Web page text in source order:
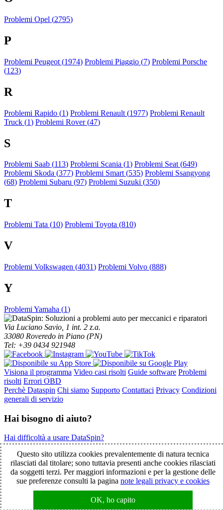
Problemi Opel (2795)
P
Problemi Peugeot (1974) Problemi Piaggio (7) Problemi Porsche
(123)
R
Problemi Rapido (1) Problemi Renault (1977) Problemi Renault
Truck (1) Problemi Rover (47)
S
Problemi Saab (113) Problemi Scania (1) Problemi Seat (649)
Problemi Skoda (377) Problemi Smart (535) Problemi Ssangyong
(68) Problemi Subaru (97) Problemi Suzuki (350)
T
Problemi Tata (10) Problemi Toyota (810)
V
Problemi Volkswagen (4031) Problemi Volvo (888)
Y
Problemi Yamaha (1)
Via Luciano Savio, 1 int. 2 z.a.
33080 Roveredo in Piano (PN)
Tel: +39 0434 921948
Visiona il programma Video casi risolti Guide software Problemi
risolti Errori OBD
Perchè Dataspin Chi siamo Supporto Contattaci Privacy Condizioni
generali di servizio
Hai bisogno di aiuto?
Hai difficoltà a usare DataSpin?
Clicca per la teleassistenza!
© 2003-2026 DataSpin è un marchio SpinelCar - Tutti i diritti
riservati - È vietata la riproduzione anche parziale - Partita IVA
Questo sito utilizza cookies prevalentemente di natura tecnica
rilasciati dal titolare; sono tuttavia presenti anche cookies rilasciati
da soggetti terzi. Per maggiori informazioni e per la gestione delle
sue preferenze consulti la pagina note legali privacy e cookies
OK, ho capito